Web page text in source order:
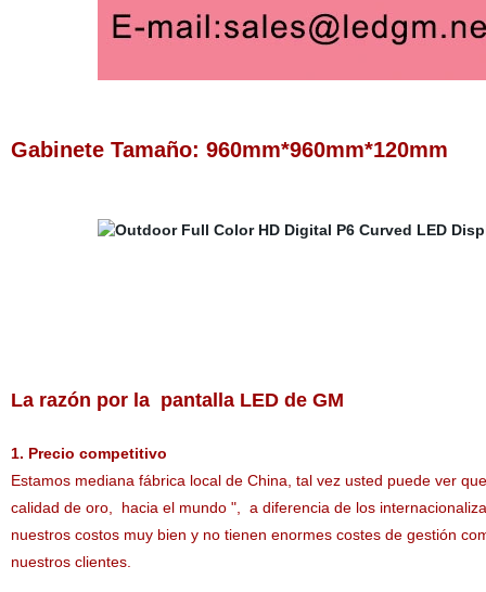
Gabinete Tamaño: 960mm*960mm*120mm
La razón por la pantalla LED de GM
1. Precio competitivo
Estamos mediana fábrica local de China, tal vez usted puede ver
calidad de oro,
hacia el mundo",
a diferencia de los
nuestros costos muy bien y no tienen enormes costes de gestión
nuestros clientes.